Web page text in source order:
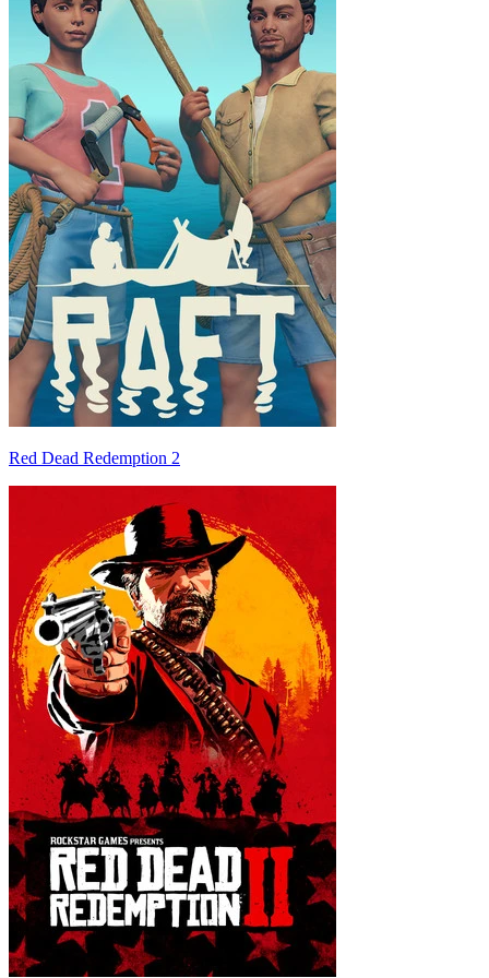
Red Dead Redemption 2